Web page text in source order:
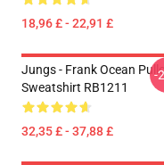
18,96 £ - 22,91 £
Jungs - Frank Ocean
Sweatshirt RB1211
32,35 £ - 37,88 £
-